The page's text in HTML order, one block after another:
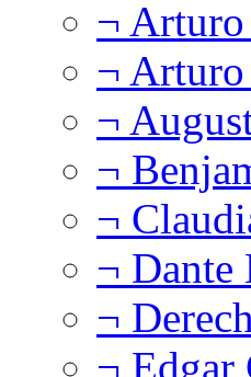
¬
¬
¬
¬
¬
¬ Dante
¬
¬ Edgar